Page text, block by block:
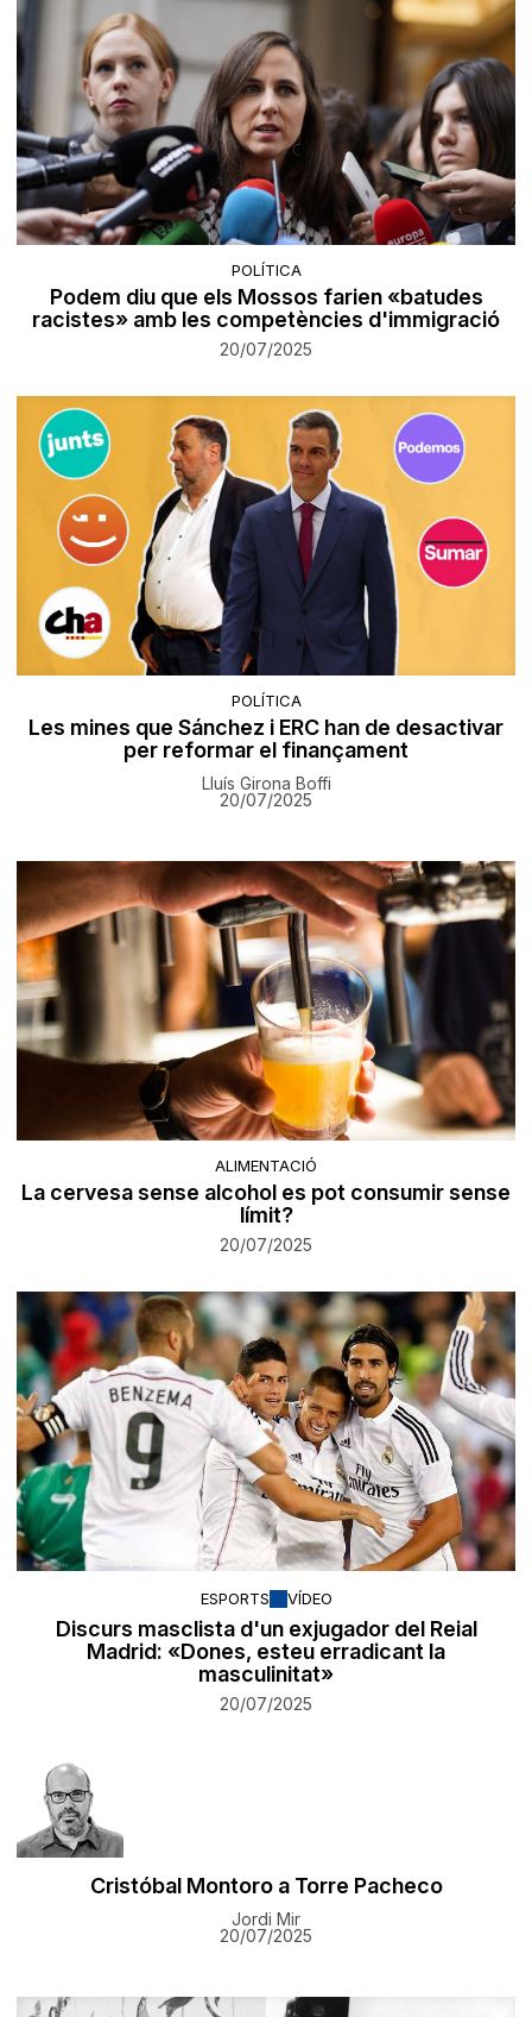
POLÍTICA
Podem diu que els Mossos farien «batudes
racistes» amb les competències d'immigració
20/07/2025
POLÍTICA
Les mines que Sánchez i ERC han de desactivar
per reformar el finançament
Lluís Girona Boffi
20/07/2025
ALIMENTACIÓ
La cervesa sense alcohol es pot consumir sense
límit?
20/07/2025
ESPORTS VÍDEO
Discurs masclista d'un exjugador del Reial
Madrid: «Dones, esteu erradicant la
masculinitat»
20/07/2025
Cristóbal Montoro a Torre Pacheco
Jordi Mir
20/07/2025